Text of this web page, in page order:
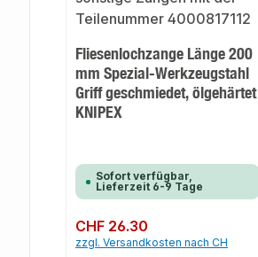
Fliesenlochzange Länge 200
mm Spezial-Werkzeugstahl
Griff geschmiedet, ölgehärtet
KNIPEX
Sofort verfügbar,
Lieferzeit 6-9 Tage
Regulärer Preis:
CHF 26.30
zzgl. Versandkosten nach CH